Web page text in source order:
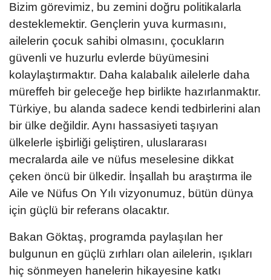
Bizim görevimiz, bu zemini doğru politikalarla
desteklemektir. Gençlerin yuva kurmasını,
ailelerin çocuk sahibi olmasını, çocukların
güvenli ve huzurlu evlerde büyümesini
kolaylaştırmaktır. Daha kalabalık ailelerle daha
müreffeh bir geleceğe hep birlikte hazırlanmaktır.
Türkiye, bu alanda sadece kendi tedbirlerini alan
bir ülke değildir. Aynı hassasiyeti taşıyan
ülkelerle işbirliği geliştiren, uluslararası
mecralarda aile ve nüfus meselesine dikkat
çeken öncü bir ülkedir. İnşallah bu araştırma ile
Aile ve Nüfus On Yılı vizyonumuz, bütün dünya
için güçlü bir referans olacaktır.
Bakan Göktaş, programda paylaşılan her
bulgunun en güçlü zırhları olan ailelerin, ışıkları
hiç sönmeyen hanelerin hikayesine katkı